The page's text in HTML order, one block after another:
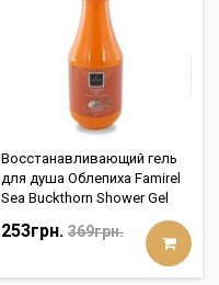
Восстанавливающий гель
для душа Облепиха Famirel
Sea Buckthorn Shower Gel
253грн. 369грн.